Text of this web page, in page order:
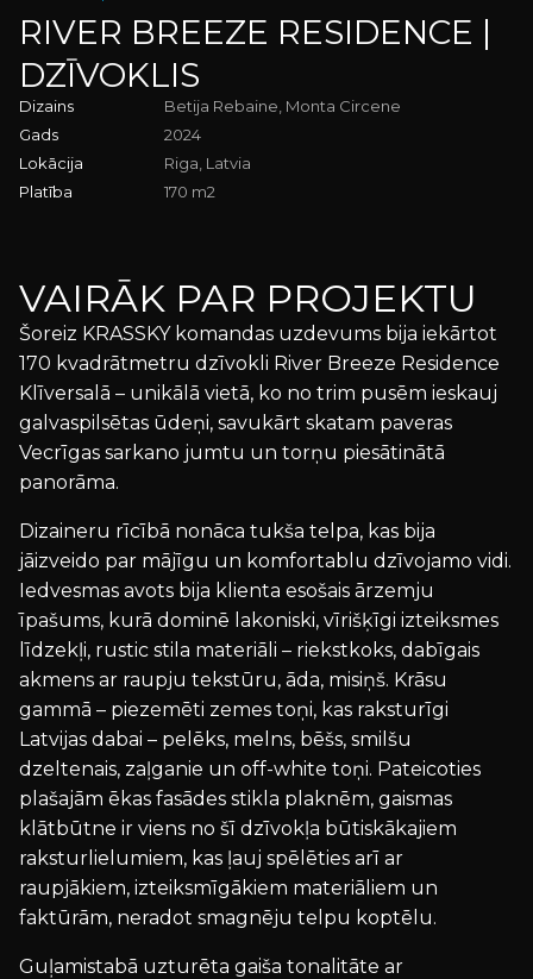
Telefons
Jūsu ziņa
Iepazinos un piekrītu Privātuma Politikai
Es piekrītu saņemt jaunumus no KRASSKY. Jūs varat jebkurā
laikā atteikties no jaunumu saņemšanas.
PIETEIKTIES VIZĪTEI
Jānorāda obligāti
RIVER BREEZE RESIDENCE |
DZĪVOKLIS
Dizains
Betija Rebaine, Monta Circene
Gads
2024
Lokācija
Riga, Latvia
Platība
170 m2
VAIRĀK PAR PROJEKTU
Šoreiz KRASSKY komandas uzdevums bija iekārtot
170 kvadrātmetru dzīvokli River Breeze Residence
Klīversalā – unikālā vietā, ko no trim pusēm ieskauj
galvaspilsētas ūdeņi, savukārt skatam paveras
Vecrīgas sarkano jumtu un torņu piesātinātā
panorāma.
Dizaineru rīcībā nonāca tukša telpa, kas bija
jāizveido par mājīgu un komfortablu dzīvojamo vidi.
Iedvesmas avots bija klienta esošais ārzemju
īpašums, kurā dominē lakoniski, vīrišķīgi izteiksmes
līdzekļi, rustic stila materiāli – riekstkoks, dabīgais
akmens ar raupju tekstūru, āda, misiņš. Krāsu
gammā – piezemēti zemes toņi, kas raksturīgi
Latvijas dabai – pelēks, melns, bēšs, smilšu
dzeltenais, zaļganie un off-white toņi. Pateicoties
plašajām ēkas fasādes stikla plaknēm, gaismas
klātbūtne ir viens no šī dzīvokļa būtiskākajiem
raksturlielumiem, kas ļauj spēlēties arī ar
raupjākiem, izteiksmīgākiem materiāliem un
faktūrām, neradot smagnēju telpu koptēlu.
Guļamistabā uzturēta gaiša tonalitāte ar